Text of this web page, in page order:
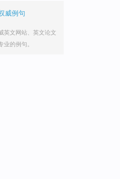
威例句
英文网站、英文论文
业的例句。